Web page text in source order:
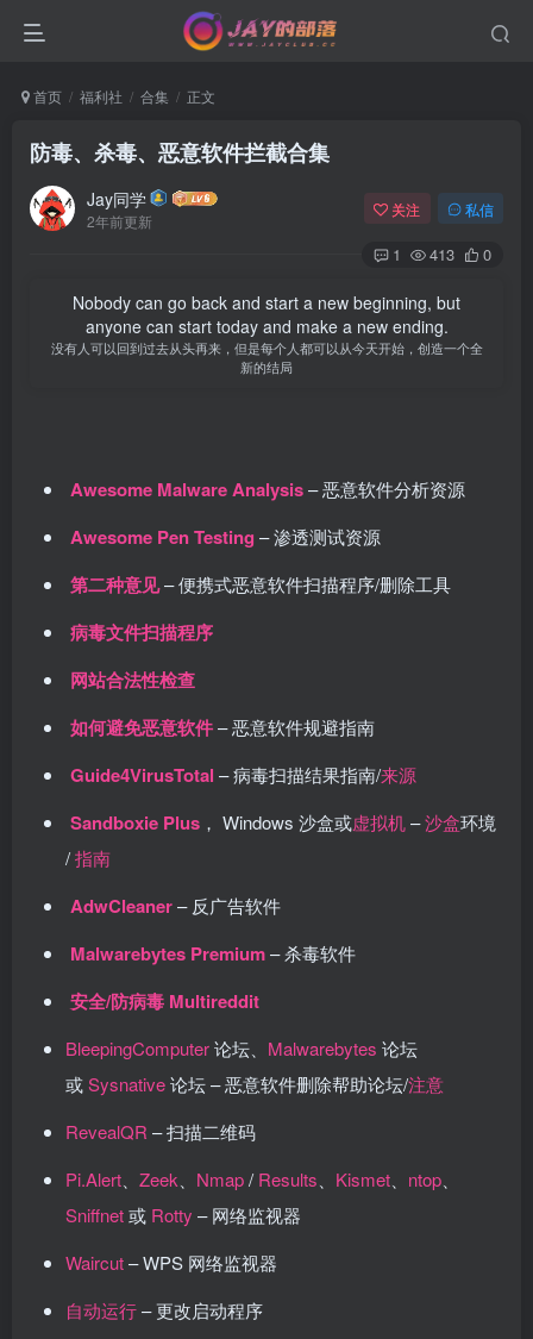
首页 福利社 合集 正文
防毒、杀毒、恶意软件拦截合集
Jay同学
2年前更新
关注 私信
1 413 0
Nobody can go back and start a new beginning, but
anyone can start today and make a new ending.
没有人可以回到过去从头再来，但是每个人都可以从今天开始，创造一个全
新的结局
Awesome Malware Analysis– 恶意软件分析资源
Awesome Pen Testing – 渗透测试资源
第二种意见– 便携式恶意软件扫描程序/删除工具
病毒文件扫描程序
网站合法性检查
如何避免恶意软件– 恶意软件规避指南
Guide4VirusTotal – 病毒扫描结果指南/来源
Sandboxie Plus ， Windows 沙盒或虚拟机–沙盒环境
/指南
AdwCleaner– 反广告软件
Malwarebytes Premium– 杀毒软件
安全/防病毒 Multireddit
BleepingComputer论坛、 Malwarebytes 论坛
或Sysnative论坛 – 恶意软件删除帮助论坛/注意
RevealQR – 扫描二维码
Pi.Alert
Zeek Nmap/ Results Kismet ntop
Sniffnet或 Rotty – 网络监视器
Waircut– WPS 网络监视器
自动运行– 更改启动程序